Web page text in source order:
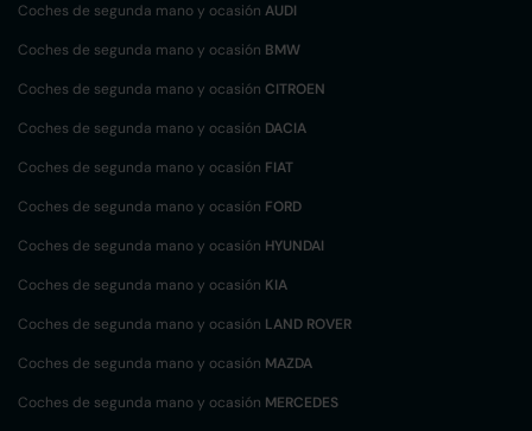
Coches de segunda mano y ocasión AUDI
Coches de segunda mano y ocasión BMW
Coches de segunda mano y ocasión CITROEN
Coches de segunda mano y ocasión DACIA
Coches de segunda mano y ocasión FIAT
Coches de segunda mano y ocasión FORD
Coches de segunda mano y ocasión HYUNDAI
Coches de segunda mano y ocasión KIA
Coches de segunda mano y ocasión LAND ROVER
Coches de segunda mano y ocasión MAZDA
Coches de segunda mano y ocasión MERCEDES